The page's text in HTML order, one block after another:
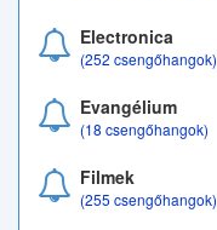
Electronica
(252 csengőhangok)
Evangélium
(18 csengőhangok)
Filmek
(255 csengőhangok)